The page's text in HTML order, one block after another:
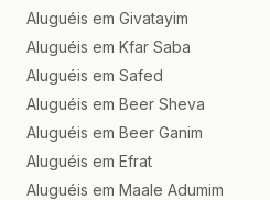
Aluguéis em Givatayim
Aluguéis em Kfar Saba
Aluguéis em Safed
Aluguéis em Beer Sheva
Aluguéis em Beer Ganim
Aluguéis em Efrat
Aluguéis em Maale Adumim